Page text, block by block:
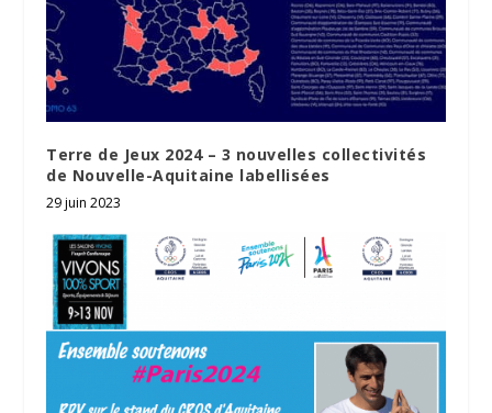
Terre de Jeux 2024 – 3 nouvelles collectivités
de Nouvelle-Aquitaine labellisées
29 juin 2023